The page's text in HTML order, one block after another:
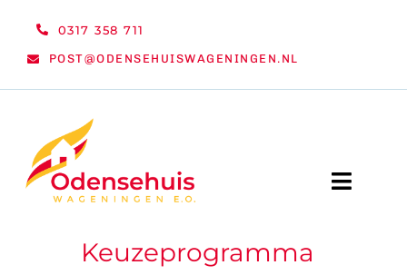
0317 358 711
POST@ODENSEHUISWAGENINGEN.NL
Toggle
WELKOMKeuzeprogramma